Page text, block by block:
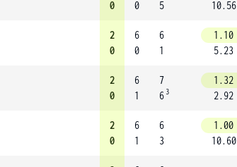
0
0
5
10.56
2
0
6
0
6
1
1.10
5.23
2
0
6
1
7
6 3
1.32
2.92
2
0
6
1
6
3
1.00
10.60